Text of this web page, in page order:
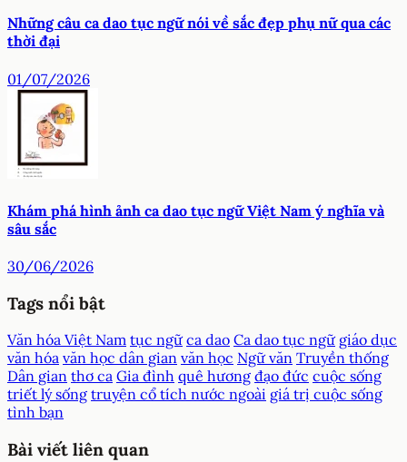
Những câu ca dao tục ngữ nói về sắc đẹp phụ nữ qua các
thời đại
01/07/2026
Khám phá hình ảnh ca dao tục ngữ Việt Nam ý nghĩa và
sâu sắc
30/06/2026
Tags nổi bật
Văn hóa Việt Nam tục ngữ ca dao Ca dao tục ngữ giáo dục
văn hóa văn học dân gian văn học Ngữ văn Truyền thống
Dân gian thơ ca Gia đình quê hương đạo đức cuộc sống
triết lý sống truyện cổ tích nước ngoài giá trị cuộc sống
tình bạn
Bài viết liên quan